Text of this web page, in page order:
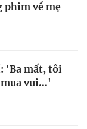
phim về mẹ
'Ba mất, tôi
vui...'